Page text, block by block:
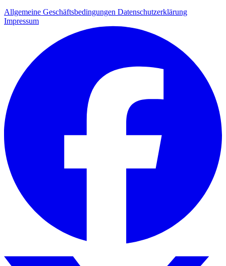
Allgemeine Geschäftsbedingungen Datenschutzerklärung
Impressum